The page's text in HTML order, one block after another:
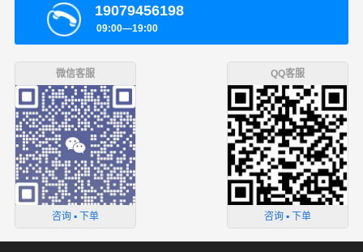
19079456198
09:00—19:00
微信客服
咨询 ▪ 下单
QQ客服
咨询 ▪ 下单